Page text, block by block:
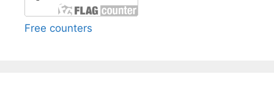
Free counters